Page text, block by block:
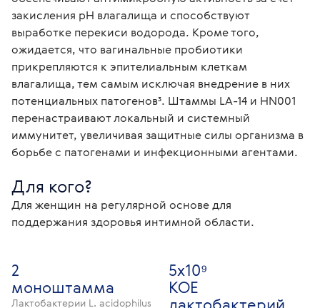
закисления рН влагалища и способствуют
выработке перекиси водорода. Кроме того,
ожидается, что вагинальные пробиотики
прикрепляются к эпителиальным клеткам
влагалища, тем самым исключая внедрение в них
потенциальных патогенов³. Штаммы LA-14 и HN001
перенастраивают локальный и системный
иммунитет, увеличивая защитные силы организма в
борьбе с патогенами и инфекционными агентами.
Для кого?
Для женщин на регулярной основе для
поддержания здоровья интимной области.
2
моноштамма
Лактобактерии L. acidophilus
5х10⁹
КОЕ